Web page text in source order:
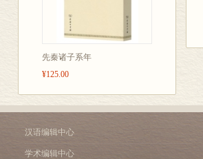
先秦诸子系年
¥125.00
汉语编辑中心
学术编辑中心